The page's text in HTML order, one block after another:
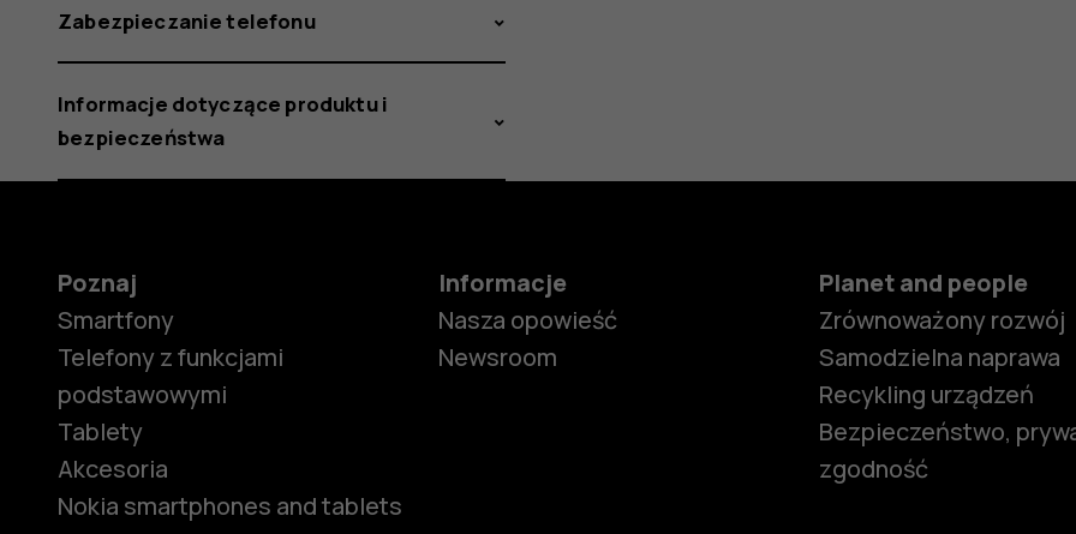
Zabezpieczanie telefonu
Informacje dotyczące produktu i
bezpieczeństwa
Poznaj
Smartfony
Telefony z funkcjami
podstawowymi
Tablety
Akcesoria
Nokia smartphones and tablets
Informacje
Nasza opowieść
Newsroom
Planet and people
Zrównoważony rozwój
Samodzielna naprawa
Recykling urządzeń
Bezpieczeństwo,
zgodność